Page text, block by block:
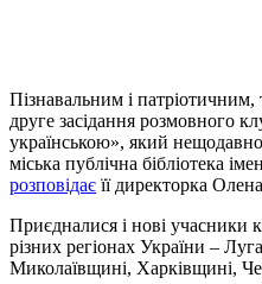
Пізнавальним і
друге засідання розмовного
українською», який
міська публічна бібліотека
розповідає її директорка
Приєдналися і нові учасники
різних регіонах України –
Миколаївщині, Харківщині,